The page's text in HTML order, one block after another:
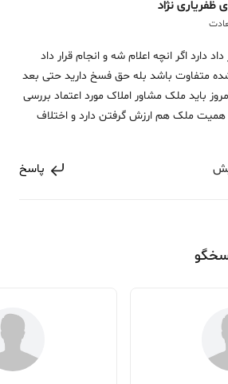
نژاد
دارد اگر انچه اعلام شه و انجام قرار داد
متفاوت باشد بله حق فسخ دارید حتی بعد
باید ملک مشاور املاک مورد اعتماد بررسی
ملک هم ارزش گرفتن دارد و اختلاف
پاسخ